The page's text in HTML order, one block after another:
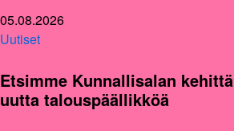
05.08.2026
Uutiset
Etsimme Kunnallisalan
uutta talouspäällikköä